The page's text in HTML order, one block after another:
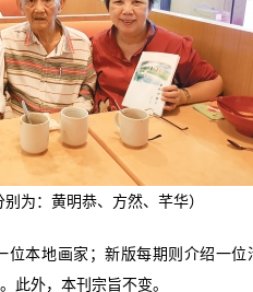
为：黄明恭、方然、芊华）
位本地画家；新版每期则介绍一
此外，本刊宗旨不变。